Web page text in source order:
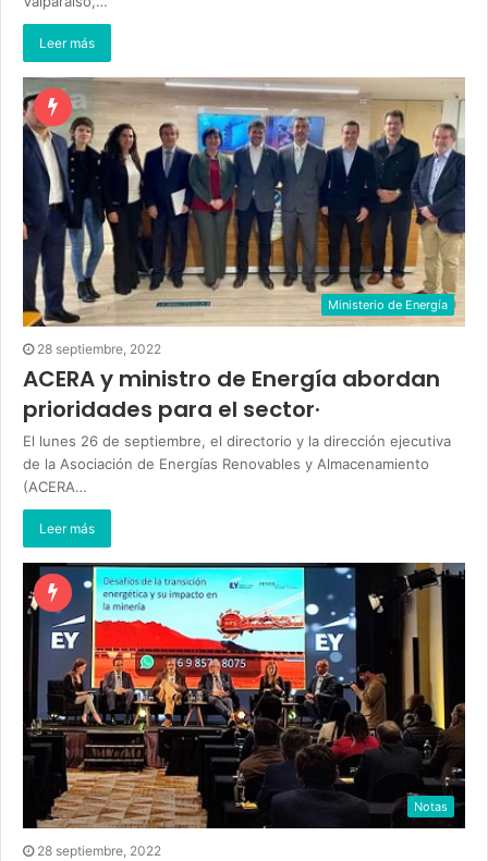
Leer más
Ministerio de Energía
28 septiembre, 2022
ACERA y ministro de Energía abordan
prioridades para el sector·
El lunes 26 de septiembre, el directorio y la dirección ejecutiva
de la Asociación de Energías Renovables y Almacenamiento
(ACERA…
Leer más
Notas
28 septiembre, 2022